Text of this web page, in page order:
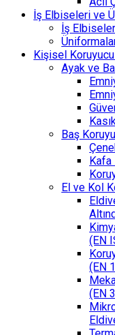
İş Elbiseleri ve
İş
Kişisel Koruyucu
Ayak ve
Baş
Kafa
El ve Kol
(EN
(EN
(EN